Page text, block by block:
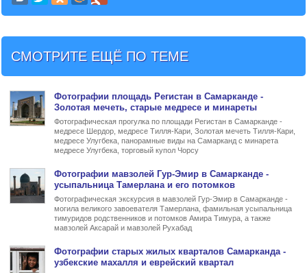
СМОТРИТЕ ЕЩЁ ПО ТЕМЕ
Фотографии площадь Регистан в Самарканде-
Золотая мечеть, старые медресе и минареты
Фотографическая прогулка по площади Регистан в Самарканде -
медресе Шердор, медресе Тилля-Кари, Золотая мечеть Тилля-Кари,
медресе Улугбека, панорамные виды на Самарканд с минарета
медресе Улугбека, торговый купол Чорсу
Фотографии мавзолей Гур-Эмир в Самарканде-
усыпальница Тамерлана и его потомков
Фотографическая экскурсия в мавзолей Гур-Эмир в Самарканде -
могила великого завоевателя Тамерлана, фамильная усыпальница
тимуридов родственников и потомков Амира Тимура, а также
мавзолей Аксарай и мавзолей Рухабад
Фотографии старых жилых кварталов Самарканда-
узбекские махалля и еврейский квартал